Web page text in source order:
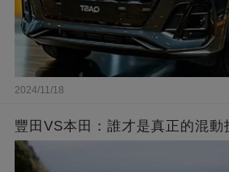
2024/11/18
豐田VS本田：誰才是真正的混動